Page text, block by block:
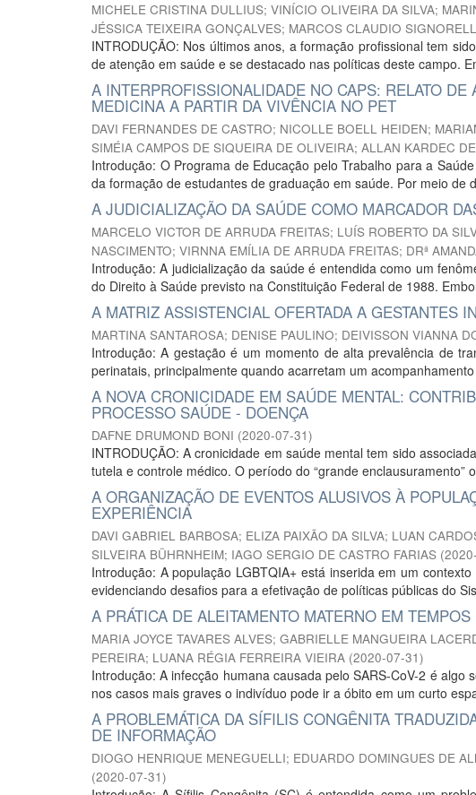
MICHELE CRISTINA DULLIUS; VINÍCIO OLIVEIRA DA SILVA;
JÉSSICA TEIXEIRA GONÇALVES; MARCOS CLAUDIO
INTRODUÇÃO: Nos últimos anos, a formação profissional tem
de atenção em saúde e se destacado nas políticas deste campo.
A INTERPROFISSIONALIDADE NO CAPS: RELATO
MEDICINA A PARTIR DA VIVÊNCIA NO PET
DAVI FERNANDES DE CASTRO; NICOLLE BOELL HEIDEN;
SIMÉIA CAMPOS DE SIQUEIRA DE OLIVEIRA; ALLAN KARDEC
Introdução: O Programa de Educação pelo Trabalho para a
da formação de estudantes de graduação em saúde. Por meio de
A JUDICIALIZAÇÃO DA SAÚDE COMO MARCADOR
MARCELO VICTOR DE ARRUDA FREITAS; LUÍS ROBERTO DA
NASCIMENTO; VIRNNA EMÍLIA DE ARRUDA FREITAS; DRª
Introdução: A judicialização da saúde é entendida como um
do Direito à Saúde previsto na Constituição Federal de 1988.
A MATRIZ ASSISTENCIAL OFERTADA A GESTANTES
MARTINA SANTAROSA; DENISE PAULINO; DEIVISSON VIANNA
Introdução: A gestação é um momento de alta prevalência de
perinatais, principalmente quando acarretam um
A NOVA CRONICIDADE EM SAÚDE MENTAL:
PROCESSO SAÚDE - DOENÇA
DAFNE DRUMOND BONI (2020-07-31)
INTRODUÇÃO: A cronicidade em saúde mental tem sido
tutela e controle médico. O período do “grande enclausuramento”
A ORGANIZAÇÃO DE EVENTOS ALUSIVOS À
EXPERIÊNCIA
DAVI GABRIEL BARBOSA; ELIZA PAIXÃO DA SILVA; LUAN
SILVEIRA BÜHRNHEIM; IAGO SERGIO DE CASTRO FARIAS (
Introdução: A população LGBTQIA+ está inserida em um
evidenciando desafios para a efetivação de políticas públicas do
A PRÁTICA DE ALEITAMENTO MATERNO EM
MARIA JOYCE TAVARES ALVES; GABRIELLE MANGUEIRA
PEREIRA; LUANA RÉGIA FERREIRA VIEIRA (2020-07-31)
Introdução: A infecção humana causada pelo SARS-CoV-2 é
nos casos mais graves o indivíduo pode ir a óbito em um curto
A PROBLEMÁTICA DA SÍFILIS CONGÊNITA
DE INFORMAÇÃO
DIOGO HENRIQUE MENEGUELLI; EDUARDO DOMINGUES DE
(2020-07-31)